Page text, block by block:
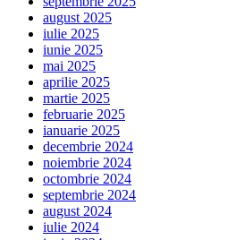
august 2025
iulie 2025
iunie 2025
mai 2025
aprilie 2025
martie 2025
februarie 2025
ianuarie 2025
decembrie 2024
noiembrie 2024
octombrie 2024
septembrie 2024
august 2024
iulie 2024